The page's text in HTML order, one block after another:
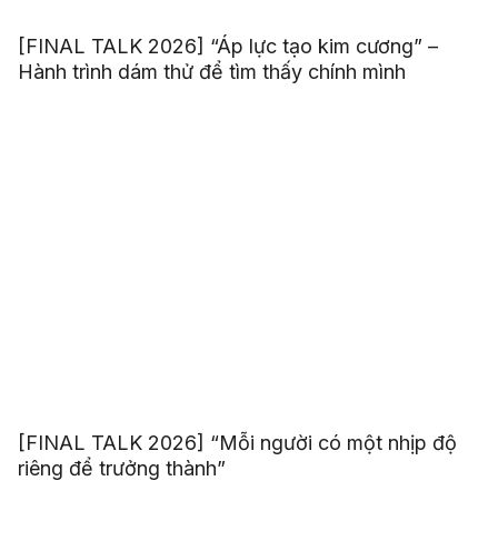
[FINAL TALK 2026] “Áp lực tạo kim cương” –
Hành trình dám thử để tìm thấy chính mình
[FINAL TALK 2026] “Mỗi người có một nhịp độ
riêng để trưởng thành”